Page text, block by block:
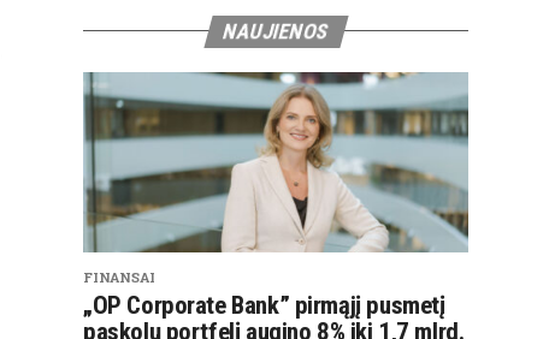
NAUJIENOS
FINANSAI
„OP Corporate Bank” pirmąjį pusmetį
paskolų portfelį augino 8% iki 1,7 mlrd.